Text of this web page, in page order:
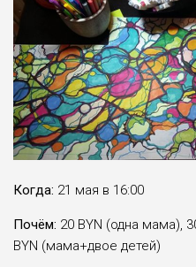
Когда: 21 мая в 16:00
Почём: 20 BYN (одна мама),
BYN (мама+двое детей)